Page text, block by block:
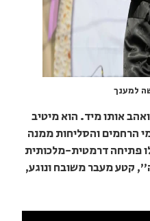
למענך
אותו מיד. הוא מיטיב
הרחמים והסליחות ממנה
פתיחה דרמטית-מלכותית
קטע מעבר משובח ונוגע,